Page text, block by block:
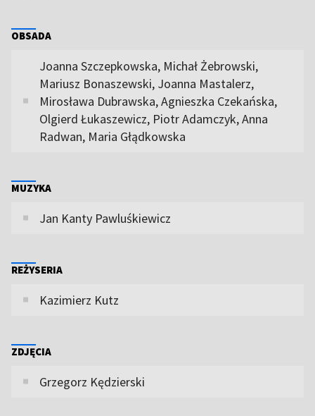
OBSADA
Joanna Szczepkowska, Michał Żebrowski,
Mariusz Bonaszewski, Joanna Mastalerz,
Mirosława Dubrawska, Agnieszka Czekańska,
Olgierd Łukaszewicz, Piotr Adamczyk, Anna
Radwan, Maria Głądkowska
MUZYKA
Jan Kanty Pawluśkiewicz
REŻYSERIA
Kazimierz Kutz
ZDJĘCIA
Grzegorz Kędzierski